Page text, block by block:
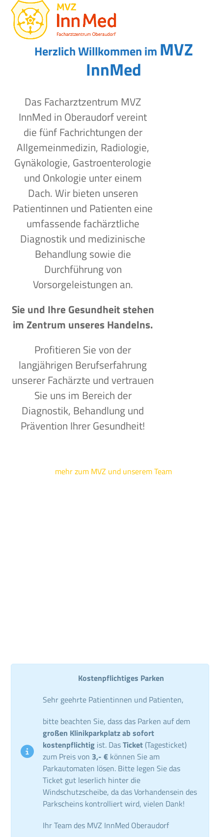
Skip
content
Open
mobile
menu
Close
mobile
menu
Herzlich Willkommen im MVZ
InnMed
Das Facharztzentrum MVZ
InnMed in Oberaudorf vereint
die fünf Fachrichtungen der
Allgemeinmedizin, Radiologie,
Gynäkologie, Gastroenterologie
und Onkologie unter einem
Dach. Wir bieten unseren
Patientinnen und Patienten eine
umfassende fachärztliche
Diagnostik und medizinische
Behandlung sowie die
Durchführung von
Vorsorgeleistungen an.
Sie und Ihre Gesundheit stehen
im Zentrum unseres Handelns.
Profitieren Sie von der
langjährigen Berufserfahrung
unserer Fachärzte und vertrauen
Sie uns im Bereich der
Diagnostik, Behandlung und
Prävention Ihrer Gesundheit!
mehr zum MVZ und unserem Team
Kostenpflichtiges Parken
Sehr geehrte Patientinnen und Patienten,
bitte beachten Sie, dass das Parken auf dem
großen Klinikparkplatz ab sofort
kostenpflichtig ist. DasTicket (Tagesticket)
zum Preis von 3,- € können Sie am
Parkautomaten lösen. Bitte legen Sie das
Ticket gut leserlich hinter die
Windschutzscheibe, da das Vorhandensein des
Parkscheins kontrolliert wird, vielen Dank!
Ihr Team des MVZ InnMed Oberaudorf